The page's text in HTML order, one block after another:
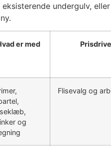
undergulv, eller
er med
og
Flisevalg og